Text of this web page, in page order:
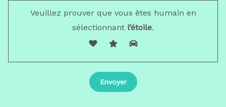
Veuillez prouver que vous êtes humain en
sélectionnant l’étoile.